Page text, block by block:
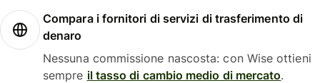
Compara i fornitori di servizi di trasferimento di
denaro
Nessuna commissione nascosta: con Wise ottieni
sempre il tasso di cambio medio di mercato.